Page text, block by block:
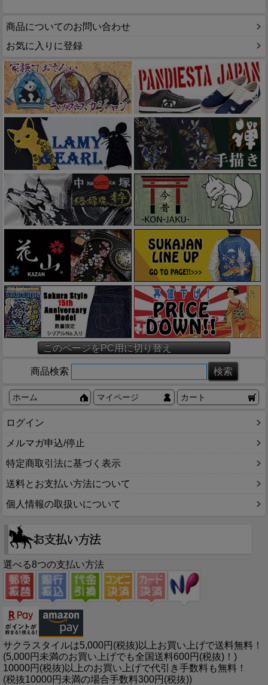
商品についてのお問い合わせ
お気に入りに登録
このページをPC用に切り替え
商品検索
ホーム マイページ カート
ログイン
メルマガ申込/停止
特定商取引法に基づく表示
送料とお支払い方法について
個人情報の取扱いについて
選べる8つの支払い方法
サクラスタイルは5,000円(税抜)以上お買い上げで送料無料！
(5,000円未満のお買い上げでも全国送料600円(税抜)！)
10000円(税抜)以上のお買い上げで代引き手数料も無料！
(税抜10000円未満の場合手数料300円(税抜))